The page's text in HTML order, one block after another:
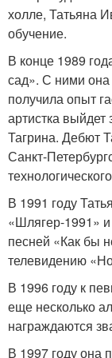
холле, Татьяна
обучение.
В конце 1989
сад». С ними она
получила опыт
артистка
Тагрина. Дебют
Санкт-
В 1991 году
«Шлягер-1991»
песней «Как бы
телевидению
В 1996 году к
еще несколько
награждаются
В 1997 году она